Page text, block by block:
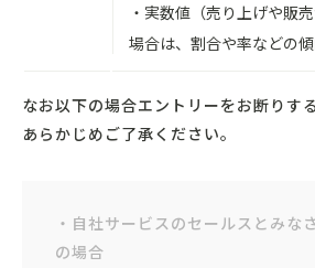
・実数値（売り上げや販
場合は、割合や率などの傾
なお以下の場合エントリーをお断りす
あらかじめご了承ください。
・自社サービスのセールスとみな
の場合